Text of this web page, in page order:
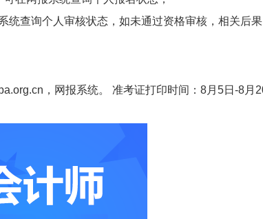
统查询个人审核状态，如未通过资格审核，相关后
，网报系统。 准考证打印时间：8月5日-8月